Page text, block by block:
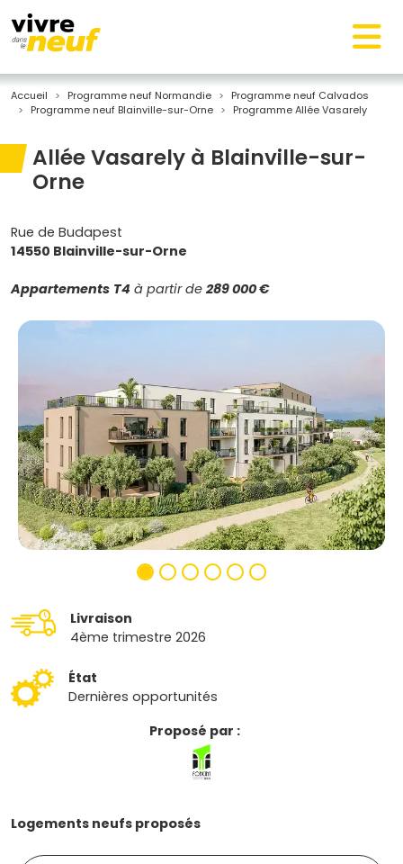
Accueil Programme neuf Normandie
Programme neuf Calvados
Programme neuf Blainville-sur-Orne
Programme Allée Vasarely
Allée Vasarely à Blainville-sur-
Orne
Rue de Budapest
14550 Blainville-sur-Orne
Appartements T4 à partir de 289 000 €
Livraison
4ème trimestre 2026
État
Dernières opportunités
Proposé par :
Logements neufs proposés